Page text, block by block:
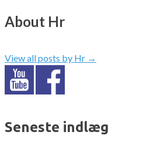
About Hr
View all posts by Hr →
Seneste indlæg